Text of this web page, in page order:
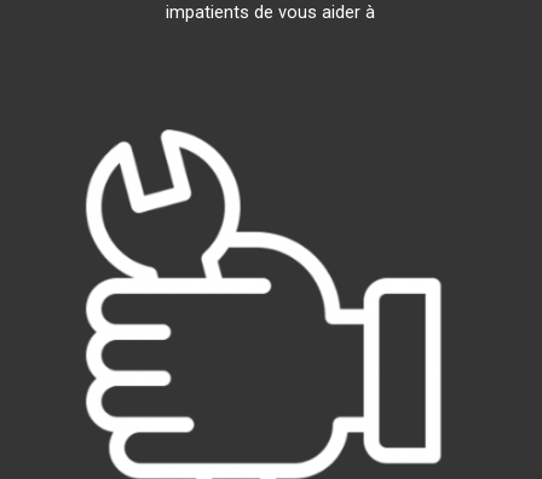
impatients de vous aider à